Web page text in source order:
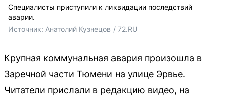
Специалисты приступили к ликвидации последствий
аварии.
Источник: Анатолий Кузнецов / 72.RU
Крупная коммунальная авария произошла в
Заречной части Тюмени на улице Эрвье.
Читатели прислали в редакцию видео, на